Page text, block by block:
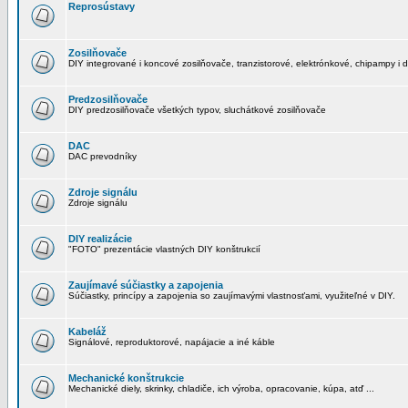
Reprosústavy
Zosilňovače
DIY integrované i koncové zosilňovače, tranzistorové, elektrónkové, chipampy i
Predzosilňovače
DIY predzosilňovače všetkých typov, sluchátkové zosilňovače
DAC
DAC prevodníky
Zdroje signálu
Zdroje signálu
DIY realizácie
"FOTO" prezentácie vlastných DIY konštrukcií
Zaujímavé súčiastky a zapojenia
Súčiastky, princípy a zapojenia so zaujímavými vlastnosťami, využiteľné v DIY.
Kabeláž
Signálové, reproduktorové, napájacie a iné káble
Mechanické konštrukcie
Mechanické diely, skrinky, chladiče, ich výroba, opracovanie, kúpa, atď ...